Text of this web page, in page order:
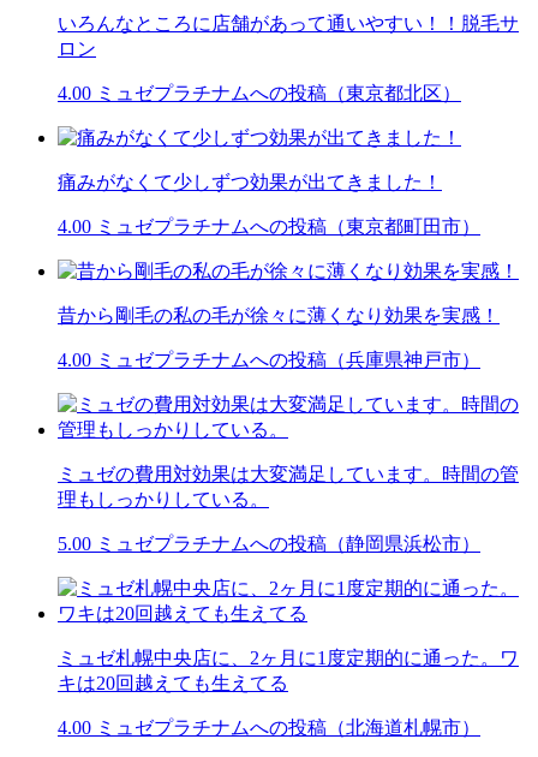
いろんなところに店舗があって通いやすい！！脱毛サ
ロン
4.00 ミュゼプラチナムへの投稿（東京都北区）
痛みがなくて少しずつ効果が出てきました！
4.00 ミュゼプラチナムへの投稿（東京都町田市）
昔から剛毛の私の毛が徐々に薄くなり効果を実感！
4.00 ミュゼプラチナムへの投稿（兵庫県神戸市）
ミュゼの費用対効果は大変満足しています。時間の管
理もしっかりしている。
5.00 ミュゼプラチナムへの投稿（静岡県浜松市）
ミュゼ札幌中央店に、2ヶ月に1度定期的に通った。ワ
キは20回越えても生えてる
4.00 ミュゼプラチナムへの投稿（北海道札幌市）